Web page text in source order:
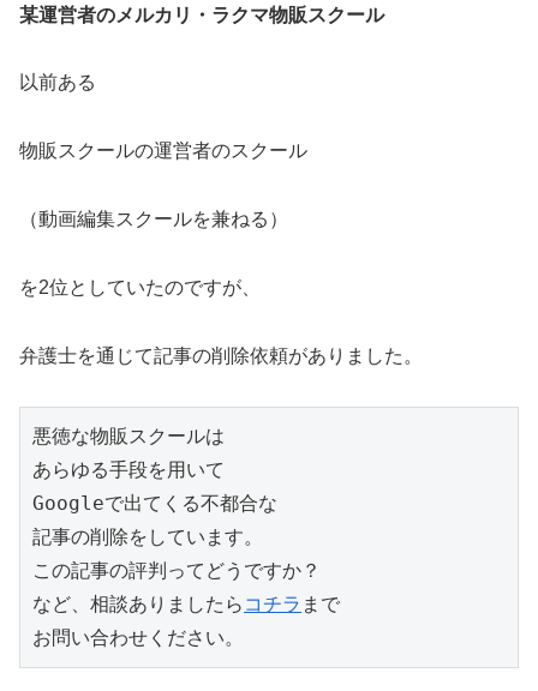
某運営者のメルカリ・ラクマ物販スクール
以前ある
物販スクールの運営者のスクール
（動画編集スクールを兼ねる）
を2位としていたのですが、
弁護士を通じて記事の削除依頼がありました。
悪徳な物販スクールは
あらゆる手段を用いて
Googleで出てくる不都合な
記事の削除をしています。
この記事の評判ってどうですか？
など、相談ありましたら コチラ まで
お問い合わせください。